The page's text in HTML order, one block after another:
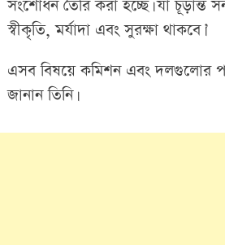
সংশোধন তৈরি করা হচ্ছে। যা চূড়ান্ত
স্বীকৃতি, মর্যাদা এবং সুরক্ষা থাকবে।’
এসব বিষয়ে কমিশন এবং দলগুলোর
জানান তিনি।